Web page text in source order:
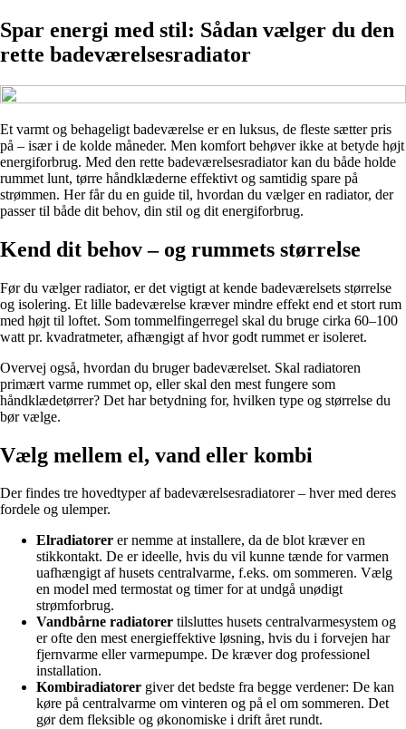
Spar energi med stil: Sådan vælger du den
rette badeværelsesradiator
Et varmt og behageligt badeværelse er en luksus, de fleste sætter pris
på – især i de kolde måneder. Men komfort behøver ikke at betyde højt
energiforbrug. Med den rette badeværelsesradiator kan du både holde
rummet lunt, tørre håndklæderne effektivt og samtidig spare på
strømmen. Her får du en guide til, hvordan du vælger en radiator, der
passer til både dit behov, din stil og dit energiforbrug.
Kend dit behov – og rummets størrelse
Før du vælger radiator, er det vigtigt at kende badeværelsets størrelse
og isolering. Et lille badeværelse kræver mindre effekt end et stort rum
med højt til loftet. Som tommelfingerregel skal du bruge cirka 60–100
watt pr. kvadratmeter, afhængigt af hvor godt rummet er isoleret.
Overvej også, hvordan du bruger badeværelset. Skal radiatoren
primært varme rummet op, eller skal den mest fungere som
håndklædetørrer? Det har betydning for, hvilken type og størrelse du
bør vælge.
Vælg mellem el, vand eller kombi
Der findes tre hovedtyper af badeværelsesradiatorer – hver med deres
fordele og ulemper.
Elradiatorer er nemme at installere, da de blot kræver en
stikkontakt. De er ideelle, hvis du vil kunne tænde for varmen
uafhængigt af husets centralvarme, f.eks. om sommeren. Vælg
en model med termostat og timer for at undgå unødigt
strømforbrug.
Vandbårne radiatorer tilsluttes husets centralvarmesystem og
er ofte den mest energieffektive løsning, hvis du i forvejen har
fjernvarme eller varmepumpe. De kræver dog professionel
installation.
Kombiradiatorer giver det bedste fra begge verdener: De kan
køre på centralvarme om vinteren og på el om sommeren. Det
gør dem fleksible og økonomiske i drift året rundt.